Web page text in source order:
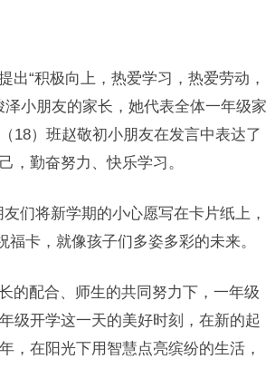
出“积极向上，热爱学习，热爱劳动，
小朋友的家长，她代表全体一年级家
18）班赵敬初小朋友在发言中表达了
，勤奋努力、快乐学习。
们将新学期的小心愿写在卡片纸上，
卡，就像孩子们多姿多彩的未来。
的配合、师生的共同努力下，一年级
级开学这一天的美好时刻，在新的起
，在阳光下用智慧点亮缤纷的生活，